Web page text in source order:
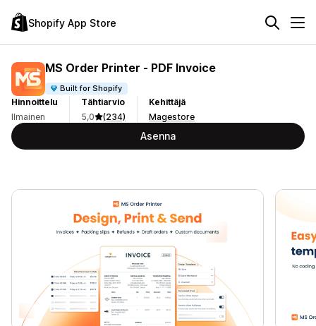
Shopify App Store
MS Order Printer ‑ PDF Invoice
Built for Shopify
Hinnoittelu
Ilmainen
Tähtiarvio
5,0
(234)
Kehittäjä
Magestore
Asenna